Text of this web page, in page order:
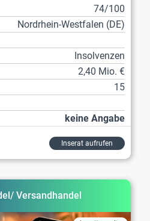
74/100
Nordrhein-Westfalen (DE)
Insolvenzen
2,40 Mio. €
15
keine Angabe
Inserat aufrufen
Versandhandel